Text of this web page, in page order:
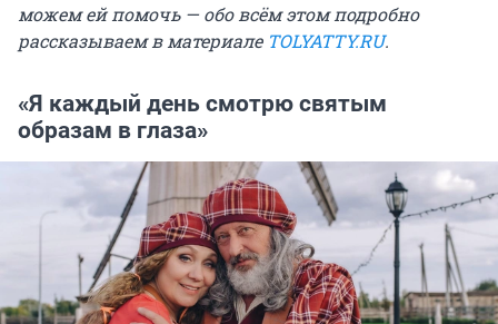
можем ей помочь — обо всём этом подробно
рассказываем в материале TOLYATTY.RU.
«Я каждый день смотрю святым
образам в глаза»